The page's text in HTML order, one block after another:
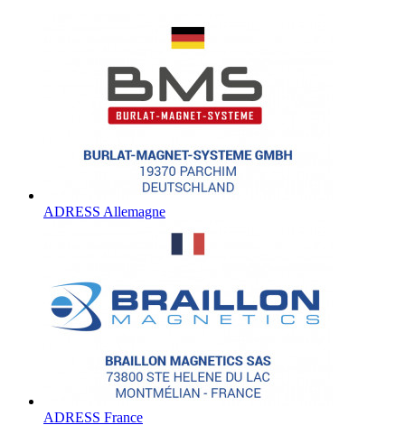
ADRESS Allemagne
ADRESS France